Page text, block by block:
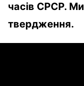
часів СРСР.
твердження.